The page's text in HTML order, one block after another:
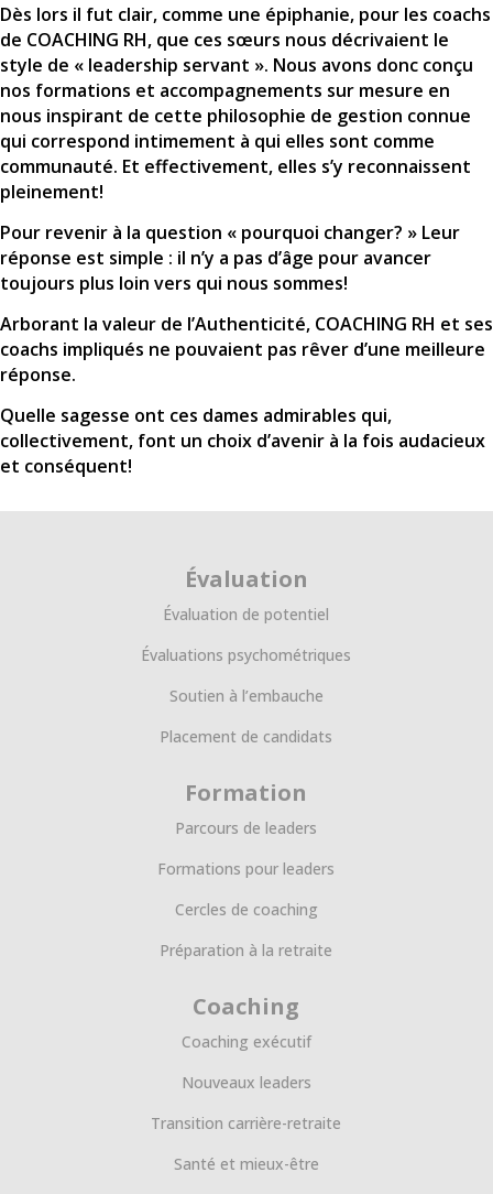
Dès lors il fut clair, comme une épiphanie, pour les coachs
de COACHING RH, que ces sœurs nous décrivaient le
style de « leadership servant ». Nous avons donc conçu
nos formations et accompagnements sur mesure en
nous inspirant de cette philosophie de gestion connue
qui correspond intimement à qui elles sont comme
communauté. Et effectivement, elles s’y reconnaissent
pleinement!
Pour revenir à la question « pourquoi changer? » Leur
réponse est simple : il n’y a pas d’âge pour avancer
toujours plus loin vers qui nous sommes!
Arborant la valeur de l’Authenticité, COACHING RH et ses
coachs impliqués ne pouvaient pas rêver d’une meilleure
réponse.
Quelle sagesse ont ces dames admirables qui,
collectivement, font un choix d’avenir à la fois audacieux
et conséquent!
COACHING RH accompagne vos changements organisationnels.
concrétiser dans votre environnement de travail? Nous
sommes là pour vous accompagner!
Évaluation
Évaluation de potentiel
Évaluations psychométriques
Soutien à l’embauche
Placement de candidats
Formation
Parcours de leaders
Formations pour leaders
Cercles de coaching
Préparation à la retraite
Coaching
Coaching exécutif
Nouveaux leaders
Transition carrière-retraite
Santé et mieux-être